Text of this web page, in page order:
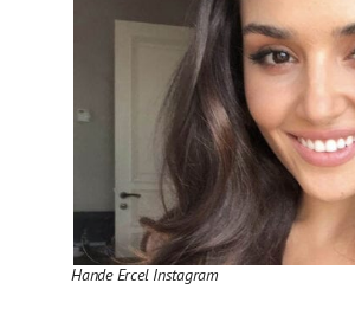
Hande Ercel Instagram